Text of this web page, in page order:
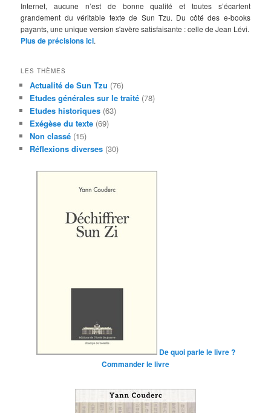
Internet, aucune n’est de bonne qualité et toutes s’écartent
grandement du véritable texte de Sun Tzu. Du côté des e-books
payants, une unique version s'avère satisfaisante : celle de Jean Lévi.
Plus de précisions ici.
LES THÈMES
Actualité de Sun Tzu (76)
Etudes générales sur le traité (78)
Etudes historiques (63)
Exégèse du texte (69)
Non classé (15)
Réflexions diverses (30)
De quoi parle le livre ?
Commander le livre